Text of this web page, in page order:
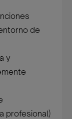
de
y
profesional)